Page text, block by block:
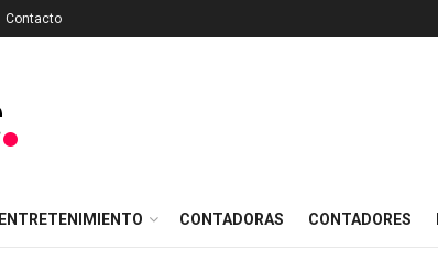
Contacto
ENTRETENIMIENTO CONTADORAS CONTADORES